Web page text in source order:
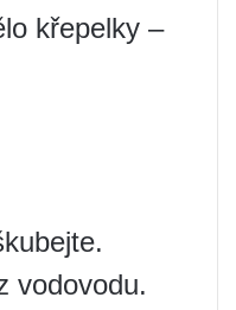
křepelky –
vodovodu.